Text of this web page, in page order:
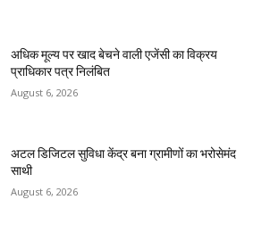
अधिक मूल्य पर खाद बेचने वाली एजेंसी का विक्रय
प्राधिकार पत्र निलंबित
August 6, 2026
अटल डिजिटल सुविधा केंद्र बना ग्रामीणों का भरोसेमंद
साथी
August 6, 2026